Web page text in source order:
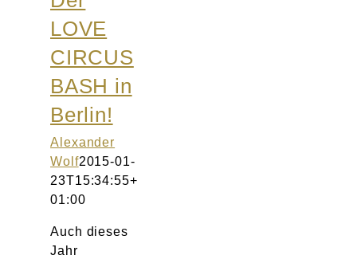
LOVE
CIRCUS
BASH in
Berlin!
Alexander
Wolf2015-01-
23T15:34:55+
01:00
Auch dieses
Jahr